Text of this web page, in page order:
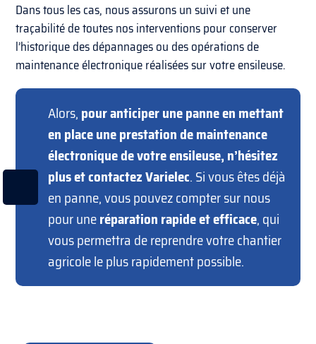
Dans tous les cas, nous assurons un suivi et une
traçabilité de toutes nos interventions pour conserver
l’historique des dépannages ou des opérations de
maintenance électronique réalisées sur votre ensileuse.
Alors, pour anticiper une panne en mettant
en place une prestation de maintenance
électronique de votre ensileuse, n’hésitez
plus et contactez Varielec. Si vous êtes déjà
en panne, vous pouvez compter sur nous
pour uneréparation rapide et efficace, qui
vous permettra de reprendre votre chantier
agricole le plus rapidement possible.